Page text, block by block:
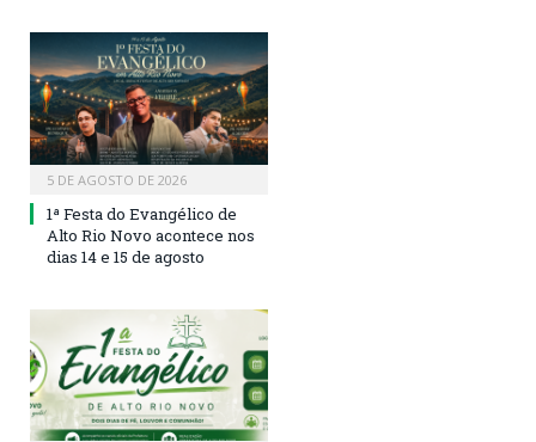
5 DE AGOSTO DE 2026
1ª Festa do Evangélico de
Alto Rio Novo acontece nos
dias 14 e 15 de agosto